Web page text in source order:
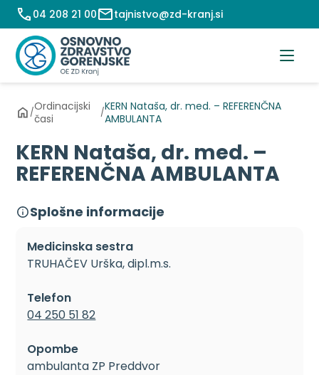
Preskoči
na
vsebino
04 208 21 00 tajnistvo@zd-kranj.si
/Ordinacijski
časi
/KERN Nataša, dr. med. – REFERENČNA
AMBULANTA
KERN Nataša, dr. med. –
REFERENČNA AMBULANTA
Splošne informacije
Medicinska sestra
TRUHAČEV Urška, dipl.m.s.
Telefon
04 250 51 82
Opombe
ambulanta ZP Preddvor